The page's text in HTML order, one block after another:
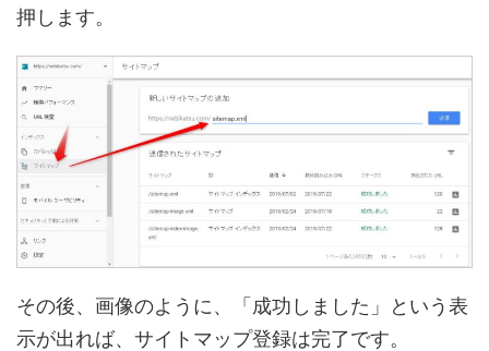
押します。
その後、画像のように、「成功しました」という表
示が出れば、サイトマップ登録は完了です。